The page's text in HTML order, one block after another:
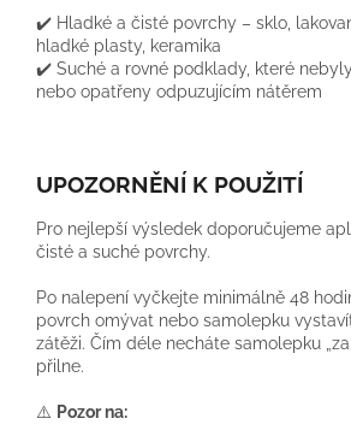
✔️ Hladké a čisté povrchy – sklo,
hladké plasty, keramika
✔️ Suché a rovné podklady, které
nebo opatřeny odpuzujícím nátěrem
UPOZORNĚNÍ K POUŽITÍ
Pro nejlepší výsledek doporučujeme
čisté a suché povrchy.
Po nalepení vyčkejte minimálně 48
povrch omývat nebo samolepku
zátěži. Čím déle necháte samolepku
přilne.
⚠️ Pozor na: